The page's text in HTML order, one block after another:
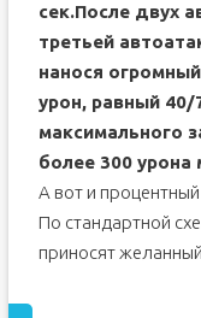
сек.После двух
третьей
нанося
урон, равный
максимального
более 300 урона
А вот и
По стандартной
приносят